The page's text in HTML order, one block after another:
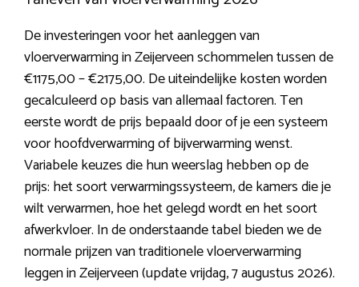
De investeringen voor het aanleggen van
vloerverwarming in Zeijerveen schommelen tussen de
€1175,00 – €2175,00. De uiteindelijke kosten worden
gecalculeerd op basis van allemaal factoren. Ten
eerste wordt de prijs bepaald door of je een systeem
voor hoofdverwarming of bijverwarming wenst.
Variabele keuzes die hun weerslag hebben op de
prijs: het soort verwarmingssysteem, de kamers die je
wilt verwarmen, hoe het gelegd wordt en het soort
afwerkvloer. In de onderstaande tabel bieden we de
normale prijzen van traditionele vloerverwarming
leggen in Zeijerveen (update vrijdag, 7 augustus 2026).